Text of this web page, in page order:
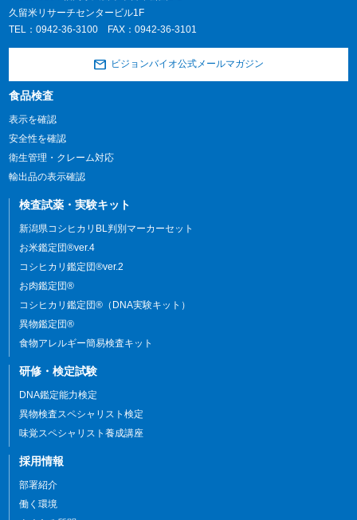
久留米リサーチセンタービル1F
TEL：0942-36-3100 FAX：0942-36-3101
ビジョンバイオ公式メールマガジン
食品検査
表示を確認
安全性を確認
衛生管理・クレーム対応
輸出品の表示確認
検査試薬・実験キット
新潟県コシヒカリBL判別マーカーセット
お米鑑定団®ver.4
コシヒカリ鑑定団®ver.2
お肉鑑定団®
コシヒカリ鑑定団®（DNA実験キット）
異物鑑定団®
食物アレルギー簡易検査キット
研修・検定試験
DNA鑑定能力検定
異物検査スペシャリスト検定
味覚スペシャリスト養成講座
採用情報
部署紹介
働く環境